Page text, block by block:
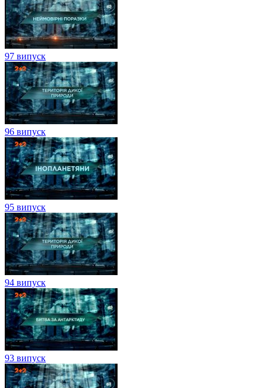
97 випуск
96 випуск
95 випуск
94 випуск
93 випуск